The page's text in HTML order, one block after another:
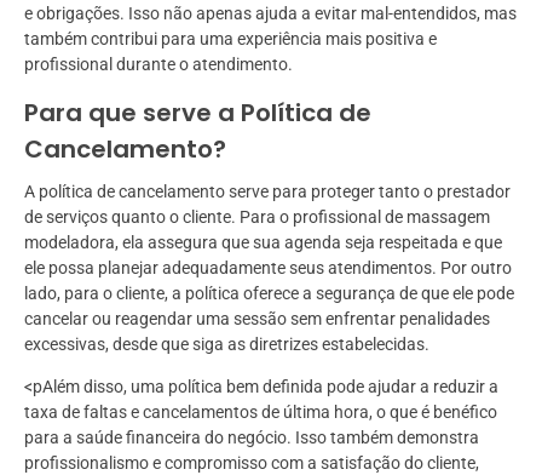
e obrigações. Isso não apenas ajuda a evitar mal-entendidos, mas
também contribui para uma experiência mais positiva e
profissional durante o atendimento.
Para que serve a Política de
Cancelamento?
A política de cancelamento serve para proteger tanto o prestador
de serviços quanto o cliente. Para o profissional de massagem
modeladora, ela assegura que sua agenda seja respeitada e que
ele possa planejar adequadamente seus atendimentos. Por outro
lado, para o cliente, a política oferece a segurança de que ele pode
cancelar ou reagendar uma sessão sem enfrentar penalidades
excessivas, desde que siga as diretrizes estabelecidas.
<pAlém disso, uma política bem definida pode ajudar a reduzir a
taxa de faltas e cancelamentos de última hora, o que é benéfico
para a saúde financeira do negócio. Isso também demonstra
profissionalismo e compromisso com a satisfação do cliente,